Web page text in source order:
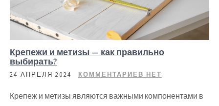
Крепежи и метизы — как правильно
выбирать?
24 АПРЕЛЯ 2024 КОММЕНТАРИЕВ НЕТ
Крепеж и метизы являются важными компонентами в